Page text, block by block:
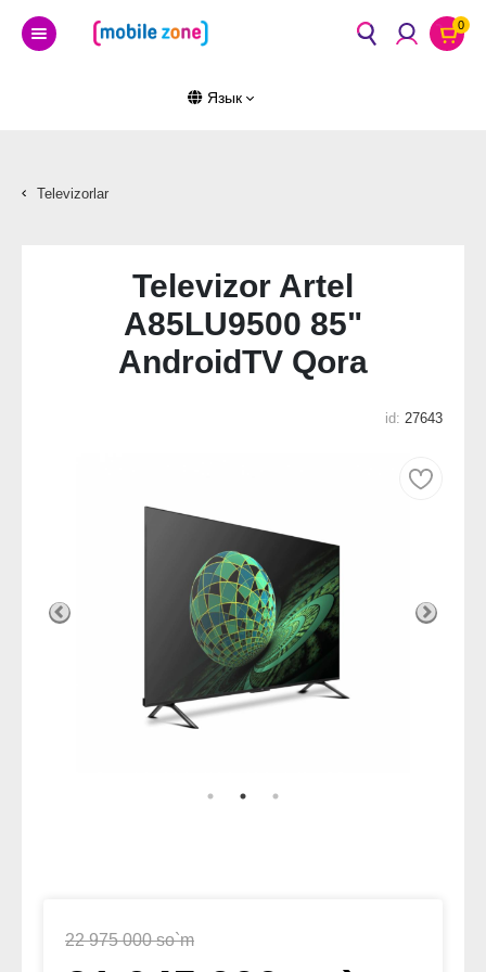
0
Язык
Televizorlar
Televizor Artel
A85LU9500 85"
AndroidTV Qora
id: 27643
22 975 000 so`m